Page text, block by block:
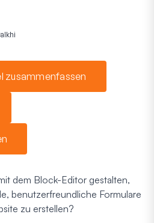
zusammenfassen
dem Block-Editor gestalten,
benutzerfreundliche Formulare
zu erstellen?